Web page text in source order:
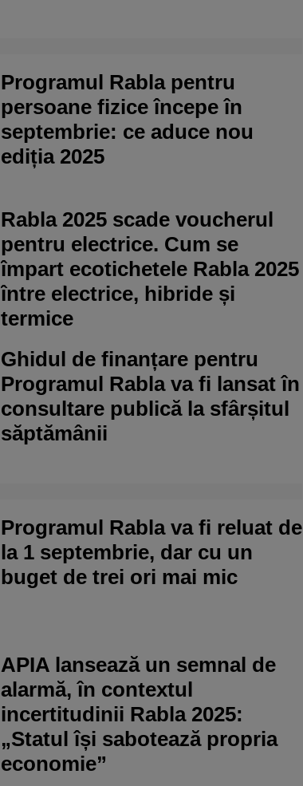
Programul Rabla pentru
persoane fizice începe în
septembrie: ce aduce nou
ediția 2025
Rabla 2025 scade voucherul
pentru electrice. Cum se
împart ecotichetele Rabla 2025
între electrice, hibride și
termice
Ghidul de finanțare pentru
Programul Rabla va fi lansat în
consultare publică la sfârșitul
săptămânii
Programul Rabla va fi reluat de
la 1 septembrie, dar cu un
buget de trei ori mai mic
APIA lansează un semnal de
alarmă, în contextul
incertitudinii Rabla 2025:
„Statul își sabotează propria
economie”